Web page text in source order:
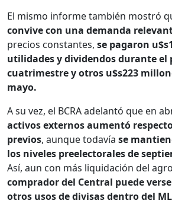
El mismo informe también mostró
convive con una demanda
precios constantes, se pagaron
utilidades y dividendos durante el
cuatrimestre y otros u$s223
mayo.
A su vez, el BCRA adelantó que en
activos externos aumentó
previos, aunque todavía se
los niveles preelectorales de
Así, aun con más liquidación del
comprador del Central puede
otros usos de divisas dentro del